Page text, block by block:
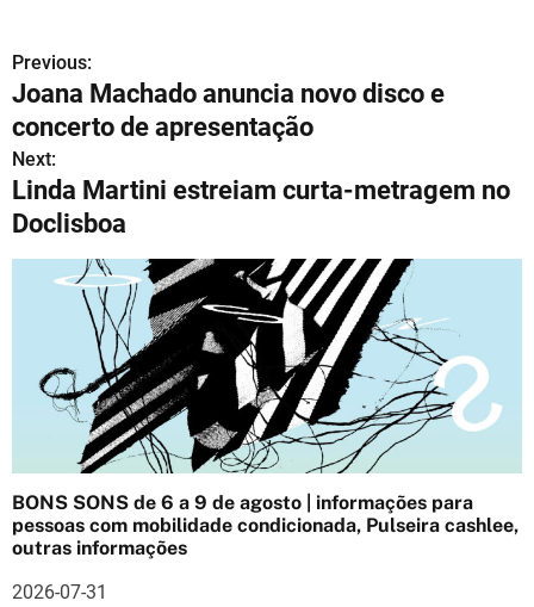
N
a
v
e
g
d
e
Previous:
Joana Machado anuncia novo disco e
concerto de apresentação
Next:
Linda Martini estreiam curta-metragem no
Doclisboa
BONS SONS de 6 a 9 de agosto | informações para
pessoas com mobilidade condicionada, Pulseira cashlee,
outras informações
2026-07-31